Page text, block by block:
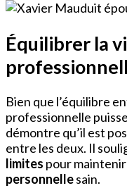
Équilibrer la
Bien que l’équilibre
professionnelle
démontre qu’il est
entre les deux. Il
limites pour
personnellesain.